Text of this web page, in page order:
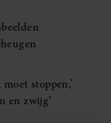
stoppen,’
en zwijg’